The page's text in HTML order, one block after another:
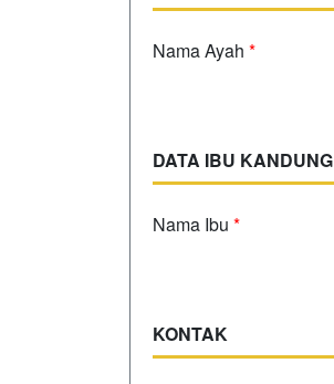
Nama Ayah *
DATA IBU KANDUNG
Nama Ibu *
KONTAK